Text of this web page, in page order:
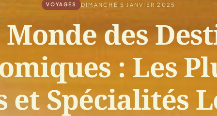
VOYAGES DIMANCHE 5 JANVIER 2025
des
: Les
et Spécialités